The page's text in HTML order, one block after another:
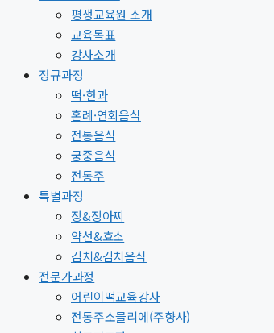
평생교육원 소개
교육목표
강사소개
정규과정
떡·한과
혼례·연회음식
전통음식
궁중음식
전통주
특별과정
장&장아찌
약선&효소
김치&김치음식
전문가과정
어린이떡교육강사
전통주소믈리에(주향사)